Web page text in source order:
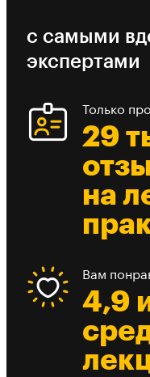
с самыми
экспертами
Только
29
на
Вам
4,9